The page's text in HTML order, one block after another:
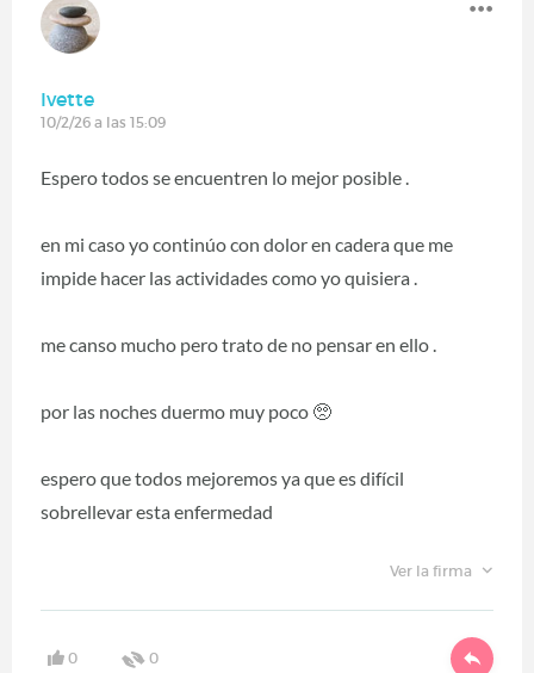
Ivette
10/2/26 a las 15:09
Espero todos se encuentren lo mejor posible .
en mi caso yo continúo con dolor en cadera que me
impide hacer las actividades como yo quisiera .
me canso mucho pero trato de no pensar en ello .
por las noches duermo muy poco 🥺
espero que todos mejoremos ya que es difícil
sobrellevar esta enfermedad
Ver la firma
0 0